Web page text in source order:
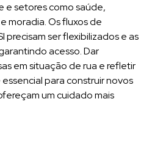
e setores como saúde,
moradia. Os fluxos de
precisam ser flexibilizados e as
acesso. Dar
em situação de rua e refletir
para construir novos
um cuidado mais